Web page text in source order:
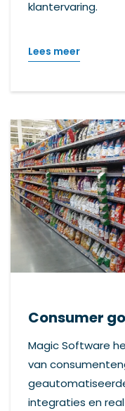
klantervaring.
Lees meer
Consumer
Magic Software
van
integraties en